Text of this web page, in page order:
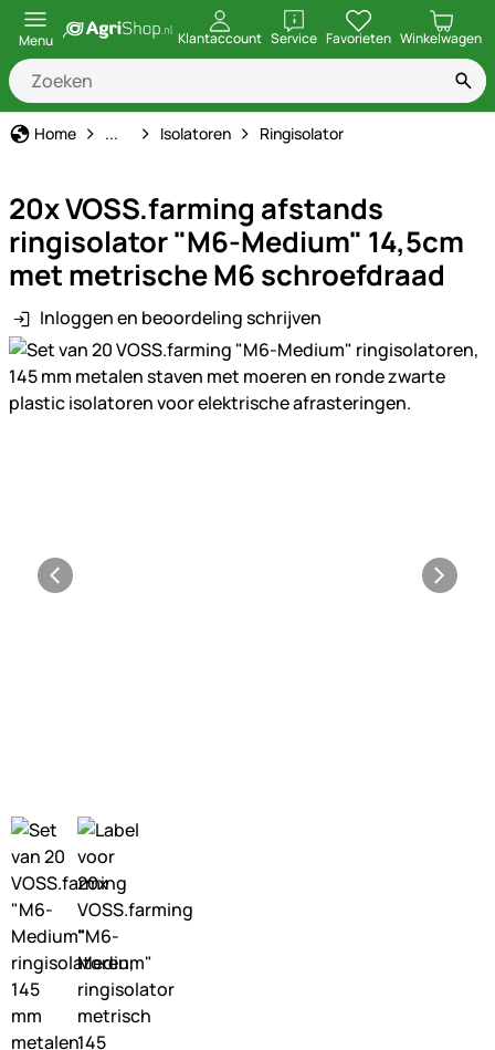
Menu Klantaccount ServiceopenenFavorieten Winkelwagen
Home Schrikdraad
... Isolatoren Ringisolator
20x VOSS.farming afstands
ringisolator "M6-Medium" 14,5cm
met metrische M6 schroefdraad
Inloggen en beoordeling schrijven
Productgalerij